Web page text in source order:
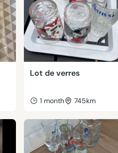
Lot de verres
1 month 745km